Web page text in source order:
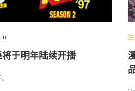
于明年陆续开播